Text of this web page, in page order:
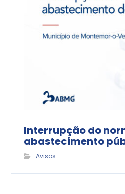
Interrupção do
abastecimento
Avisos